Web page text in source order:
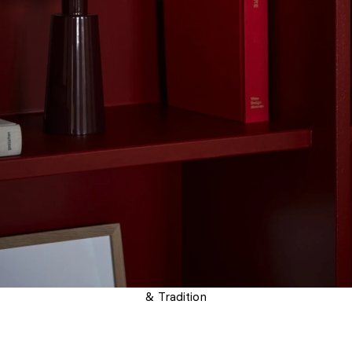
& Tradition